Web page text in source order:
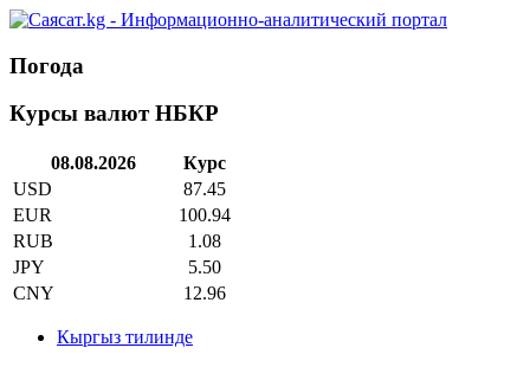
Погода
Курсы валют НБКР
08.08.2026
Курс
USD
87.45
EUR
100.94
RUB
1.08
JPY
5.50
CNY
12.96
Кыргыз тилинде